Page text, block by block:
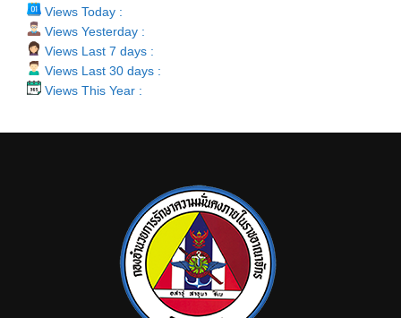
Views Today :
Views Yesterday :
Views Last 7 days :
Views Last 30 days :
Views This Year :